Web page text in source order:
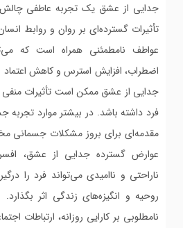
جدایی از عشق یک تجربه عاطفی
تأثیرات گسترده‌ای بر روان و روابط
عواطف نامطمئنی همراه است که
اضطراب، افزایش استرس و کاهش اعتماد
جدایی از عشق ممکن است تأثیرات
فرد داشته باشد. در بیشتر موارد تجربه
مقدمه‌ای برای بروز مشکلات جسمانی
عوارض گسترده جدایی از عشق،
ناراحتی و ناامیدی می‌تواند فرد را
روحیه و انگیزه‌های زندگی اثر
نامطلوبی بر کارایی روزانه،